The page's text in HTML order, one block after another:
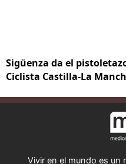
Sigüenza da el
Ciclista Castilla-La
Vivir en el mundo es un